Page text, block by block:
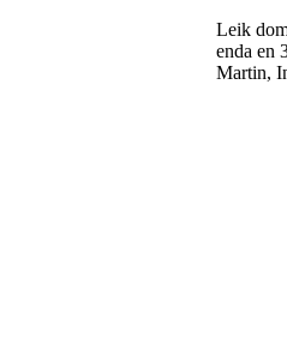
Leik
enda en
Martin,